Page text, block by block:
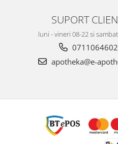
SUPORT
luni - vineri 08-22 si
0711064602
apotheka@e-